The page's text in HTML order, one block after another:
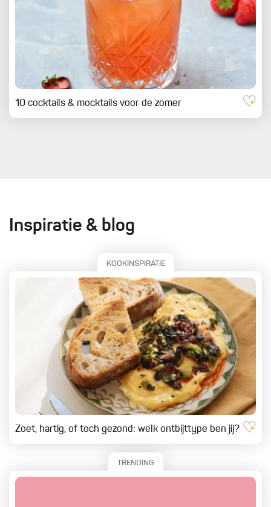
10 cocktails & mocktails voor de zomer
Inspiratie & blog
KOOKINSPIRATIE
Zoet, hartig, of toch gezond: welk ontbijttype ben jij?
TRENDING